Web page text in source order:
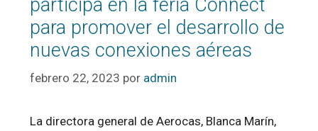
participa en la feria Connect
para promover el desarrollo de
nuevas conexiones aéreas
febrero 22, 2023 por admin
La directora general de Aerocas, Blanca Marín,